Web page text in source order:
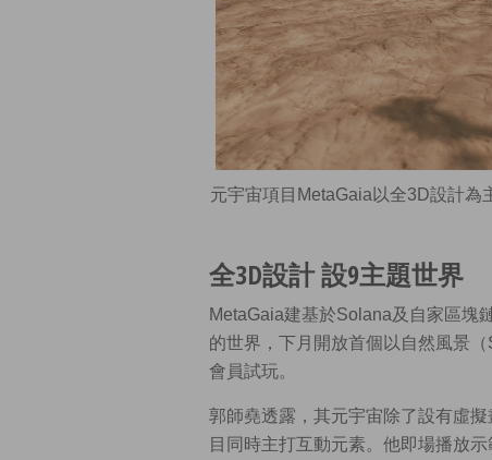
元宇宙項目MetaGaia以全3D設計為
全3D設計 設9主題世界
MetaGaia建基於Solana及自家區塊
的世界，下月開放首個以自然風景
會員試玩。
郭師堯透露，其元宇宙除了設有虛
目同時主打互動元素。他即場播放